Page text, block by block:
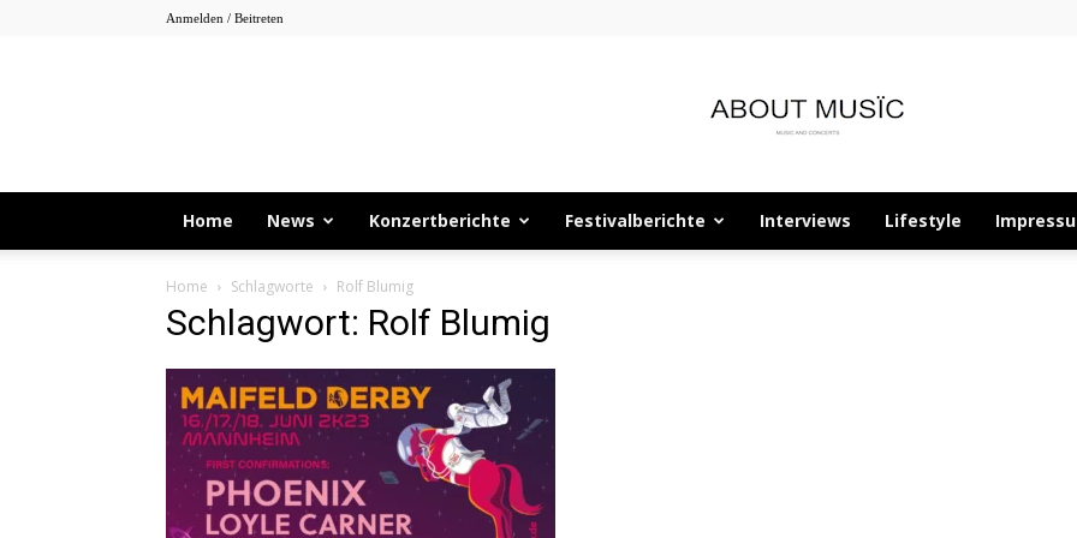
Anmelden / Beitreten
About
Home News Konzertberichte Festivalberichte Interviews Lifestyle
Home Schlagworte Rolf Blumig
Schlagwort: Rolf Blumig